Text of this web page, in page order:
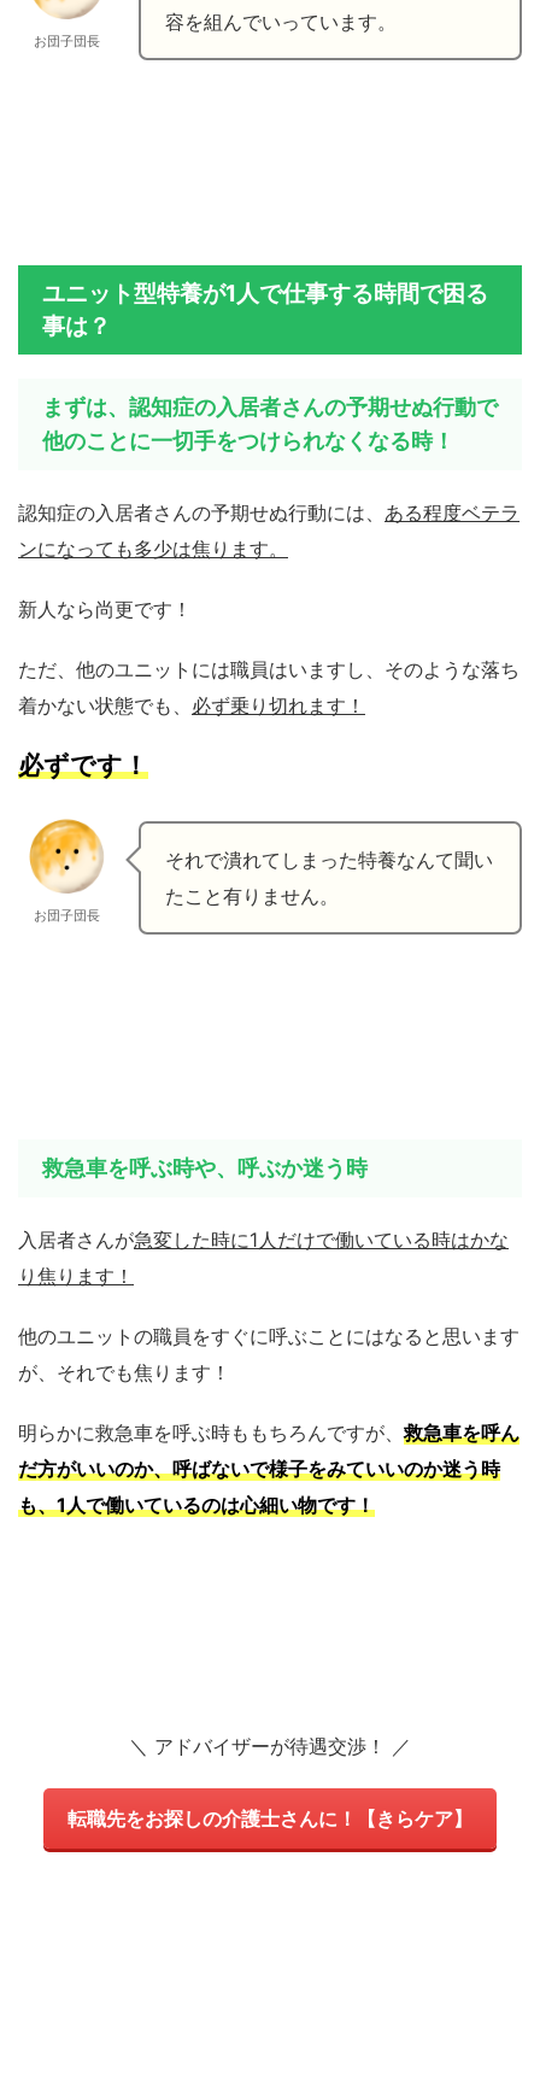
お団子団長
容を組んでいっています。
ユニット型特養が1人で仕事する時間で困る
事は？
まずは、認知症の入居者さんの予期せぬ行動で
他のことに一切手をつけられなくなる時！
認知症の入居者さんの予期せぬ行動には、 ある程度ベテラ
ンになっても多少は焦ります。
新人なら尚更です！
ただ、他のユニットには職員はいますし、そのような落ち
着かない状態でも、 必ず乗り切れます！
必ずです！
お団子団長
それで潰れてしまった特養なんて聞い
たこと有りません。
救急車を呼ぶ時や、呼ぶか迷う時
入居者さんが急変した時に1人だけで働いている時はかな
り焦ります！
他のユニットの職員をすぐに呼ぶことにはなると思います
が、それでも焦ります！
明らかに救急車を呼ぶ時ももちろんですが、救急車を呼ん
だ方がいいのか、呼ばないで様子をみていいのか迷う時
も、1人で働いているのは心細い物です！
＼ アドバイザーが待遇交渉！ ／
転職先をお探しの介護士さんに！【きらケア】